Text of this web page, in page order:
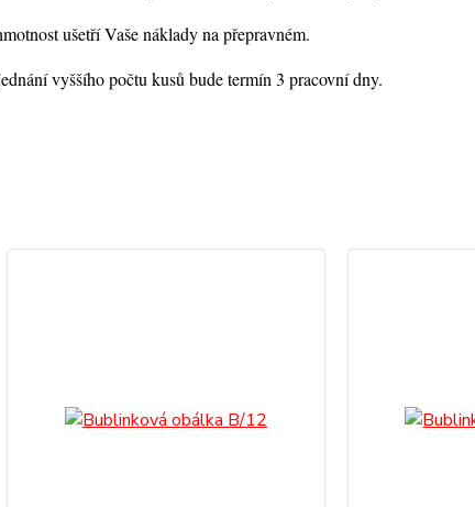
ušetří Vaše náklady na přepravném.
vyššího počtu kusů bude termín 3 pracovní dny.